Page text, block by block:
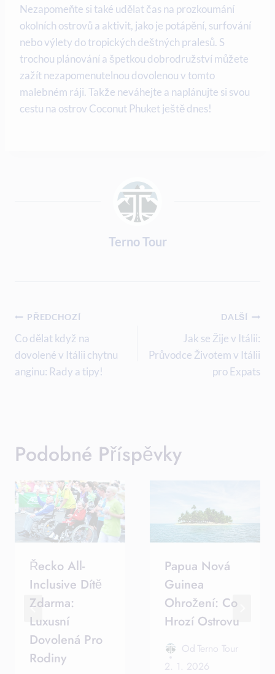
Nezapomeňte si také udělat čas⁢ na prozkoumání
okolních⁣ ostrovů a⁤ aktivit, jako⁤ je potápění, surfování
nebo⁤ výlety do tropických deštných pralesů. S
⁤trochou plánování a špetkou dobrodružství​ můžete⁤
zažít nezapomenutelnou dovolenou v tomto
malebném ráji. Takže neváhejte ⁤a naplánujte si svou‍
cestu na ostrov Coconut​ Phuket ještě dnes!
Terno Tour
Navigace
Pro
Příspěvek
PŘEDCHOZÍ
Co dělat když na
dovolené v Itálii chytnu
anginu: Rady a tipy!
DALŠÍ
Jak se Žije v Itálii:
Průvodce Životem v Itálii
pro Expats
Podobné Příspěvky
Řecko All-
Inclusive Dítě
Zdarma:
Luxusní
Dovolená Pro
Rodiny
Papua Nová
Guinea
Ohrožení: Co
Hrozí Ostrovu
Od Terno Tour
2. 1. 2026